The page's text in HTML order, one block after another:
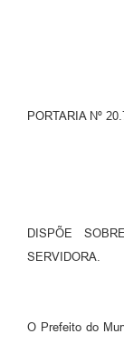
PORTARIA Nº
DISPÕE
SERVIDORA.
O Prefeito do